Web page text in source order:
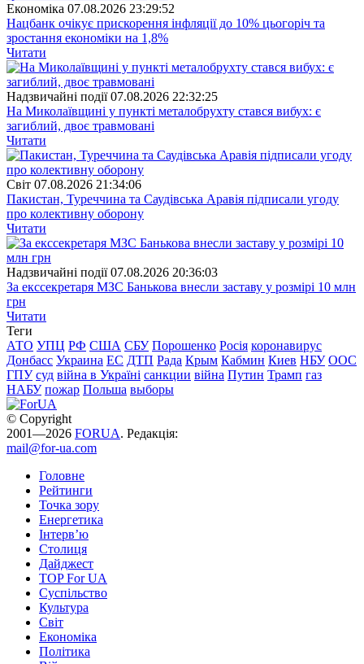
Економіка 07.08.2026 23:29:52
Нацбанк очікує прискорення інфляції до 10% цьогоріч та
зростання економіки на 1,8%
Читати
Надзвичайні події 07.08.2026 22:32:25
На Миколаївщині у пункті металобрухту стався вибух: є
загиблий, двоє травмовані
Читати
Свiт 07.08.2026 21:34:06
Пакистан, Туреччина та Саудівська Аравія підписали угоду
про колективну оборону
Читати
Надзвичайні події 07.08.2026 20:36:03
За екссекретаря МЗС Банькова внесли заставу у розмірі 10 млн
грн
Читати
Теги
АТО УПЦ РФ США СБУ Порошенко Росія коронавирус
Донбасс Украина ЕС ДТП Рада Крым Кабмин Киев НБУ ООС
ГПУ суд війна в Україні санкции війна Путин Трамп газ
НАБУ пожар Польша выборы
© Copyright
2001—2026 FORUA. Редакція:
mail@for-ua.com
Головне
Рейтинги
Точка зору
Енергетика
Інтерв’ю
Столиця
Дайджест
TOP For UA
Суспiльство
Культура
Світ
Економіка
Політика